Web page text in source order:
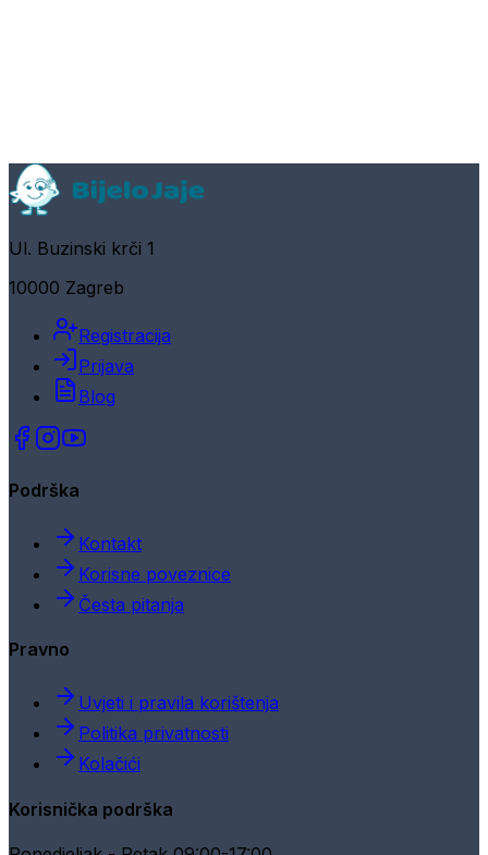
Ul. Buzinski krči 1
10000 Zagreb
Registracija
Prijava
Blog
Podrška
Kontakt
Korisne poveznice
Česta pitanja
Pravno
Uvjeti i pravila korištenja
Politika privatnosti
Kolačići
Korisnička podrška